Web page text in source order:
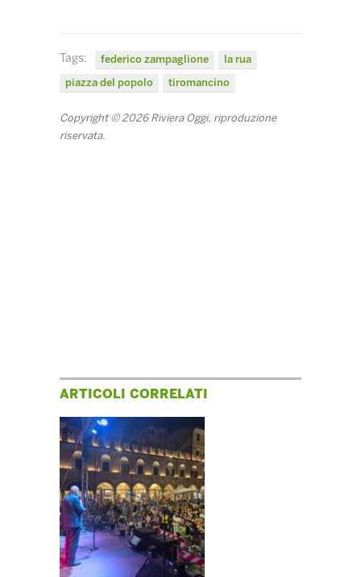
Tags: federico zampaglione
la rua
piazza del popolo
tiromancino
Copyright © 2026 Riviera Oggi, riproduzione
riservata.
ARTICOLI CORRELATI